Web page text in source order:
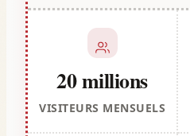
20 millions
VISITEURS MENSUELS